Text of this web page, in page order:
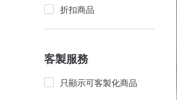
折扣商品
客製服務
只顯示可客製化商品